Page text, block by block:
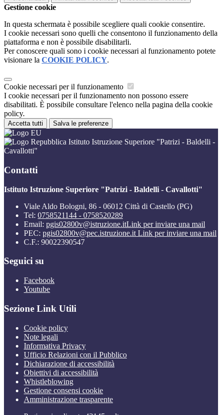
Gestione cookie
In questa schermata è possibile scegliere quali cookie consentire.
I cookie necessari sono quelli che consentono il funzionamento della
piattaforma e non è possibile disabilitarli.
Per conoscere quali sono i cookie necessari al funzionamento potete
visionare la COOKIE POLICY.
Cookie necessari per il funzionamento
I cookie necessari per il funzionamento non possono essere
disabilitati. È possibile consultare l'elenco nella pagina della cookie
policy.
Accetta tutti Salva le preferenze
Istituto Istruzione Superiore "Patrizi - Baldelli -
Cavallotti"
Contatti
Istituto Istruzione Superiore "Patrizi - Baldelli - Cavallotti"
Viale Aldo Bologni, 86 - 06012 Città di Castello (PG)
Tel: 0758521144 - 0758520289
Email: pgis02800v@istruzione.itLink per inviare una mail
PEC: pgis02800v@pec.istruzione.it Link per inviare una mail
C.F.: 90022390547
Seguici su
Facebook
Youtube
Sezione Link Utili
Cookie policy
Note legali
Informativa Privacy
Ufficio Relazioni con il Pubblico
Dichiarazione di accessibilità
Obiettivi di accessibilità
Whistleblowing
Gestione consensi cookie
Amministrazione trasparente